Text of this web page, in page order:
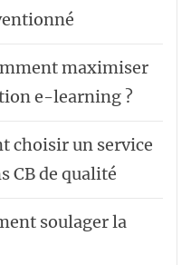
maximiser
e-learning ?
choisir un service
CB de qualité
soulager la